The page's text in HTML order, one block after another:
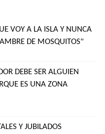
VOY A LA ISLA Y NUNCA
DE MOSQUITOS"
DEBE SER ALGUIEN
ES UNA ZONA
Y JUBILADOS